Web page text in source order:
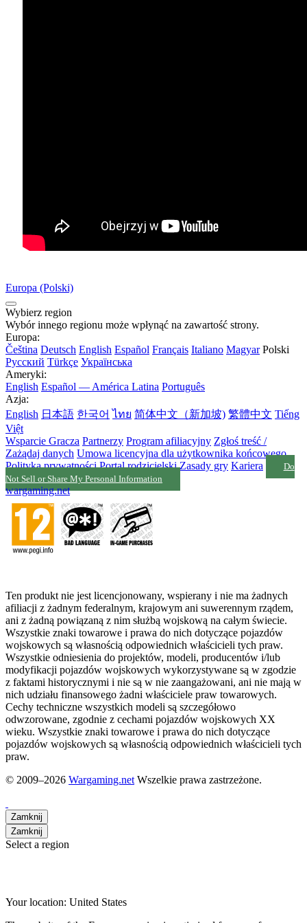
Europa (Polski)
Wybierz region
Wybór innego regionu może wpłynąć na zawartość strony.
Europa:
Čeština Deutsch English Español Français Italiano Magyar Polski
Русский Türkçe Українська
Ameryki:
English Español — América Latina Português
Azja:
English 日本語 한국어 ไทย 简体中文（新加坡) 繁體中文 Tiếng
Việt
Wsparcie Gracza Partnerzy Program afiliacyjny Zgłoś treść /
Zażądaj danych Umowa licencyjna dla użytkownika końcowego
Polityka prywatności Portal rodzicielski Zasady gry Kariera
Do
Not Sell or Share My Personal Information
wargaming.net
Ten produkt nie jest licencjonowany, wspierany i nie ma żadnych
afiliacji z żadnym federalnym, krajowym ani suwerennym rządem,
ani z żadną powiązaną z nim służbą wojskową na całym świecie.
Wszystkie znaki towarowe i prawa do nich dotyczące pojazdów
wojskowych są własnością odpowiednich właścicieli tych praw.
Wszystkie odniesienia do projektów, modeli, producentów i/lub
modyfikacji pojazdów wojskowych wykorzystywane są w zgodzie
z faktami historycznymi i nie są w nie zaangażowani, ani nie mają w
nich udziału finansowego żadni właściciele praw towarowych.
Cechy techniczne wszystkich modeli są szczegółowo
odwzorowane, zgodnie z cechami pojazdów wojskowych XX
wieku. Wszystkie znaki towarowe i prawa do nich dotyczące
pojazdów wojskowych są własnością odpowiednich właścicieli tych
praw.
© 2009–2026 Wargaming.net Wszelkie prawa zastrzeżone.
Zamknij
Zamknij
Select a region
Your location: United States